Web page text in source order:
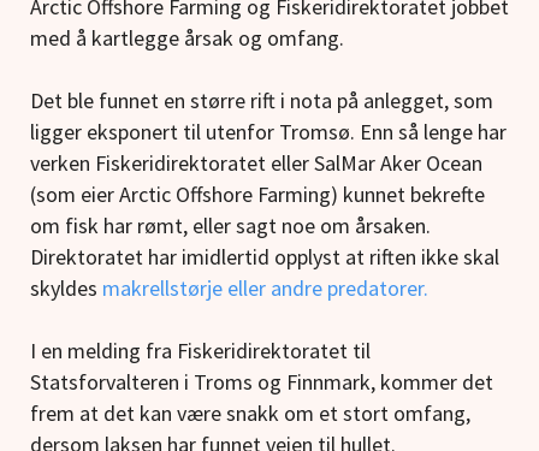
Arctic Offshore Farming og Fiskeridirektoratet jobbet
med å kartlegge årsak og omfang.
Det ble funnet en større rift i nota på anlegget, som
ligger eksponert til utenfor Tromsø. Enn så lenge har
verken Fiskeridirektoratet eller SalMar Aker Ocean
(som eier Arctic Offshore Farming) kunnet bekrefte
om fisk har rømt, eller sagt noe om årsaken.
Direktoratet har imidlertid opplyst at riften ikke skal
skyldes makrellstørje eller andre predatorer.
I en melding fra Fiskeridirektoratet til
Statsforvalteren i Troms og Finnmark, kommer det
frem at det kan være snakk om et stort omfang,
dersom laksen har funnet veien til hullet.